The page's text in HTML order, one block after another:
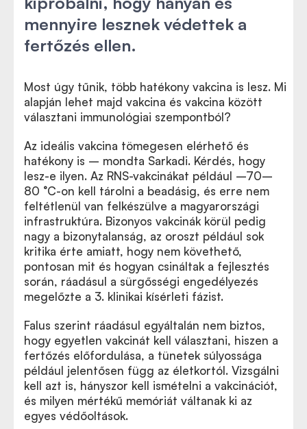
mennyire lesznek védettek a
fertőzés ellen.
Most úgy tűnik, több hatékony vakcina is lesz. Mi
alapján lehet majd vakcina és vakcina között
választani immunológiai szempontból?
Az ideális vakcina tömegesen elérhető és
hatékony is – mondta Sarkadi. Kérdés, hogy
lesz-e ilyen. Az RNS-vakcinákat például –70–
80 °C-on kell tárolni a beadásig, és erre nem
feltétlenül van felkészülve a magyarországi
infrastruktúra. Bizonyos vakcinák körül pedig
nagy a bizonytalanság, az oroszt például sok
kritika érte amiatt, hogy nem követhető,
pontosan mit és hogyan csináltak a fejlesztés
során, ráadásul a sürgősségi engedélyezés
megelőzte a 3. klinikai kísérleti fázist.
Falus szerint ráadásul egyáltalán nem biztos,
hogy egyetlen vakcinát kell választani, hiszen a
fertőzés előfordulása, a tünetek súlyossága
például jelentősen függ az életkortól. Vizsgálni
kell azt is, hányszor kell ismételni a vakcinációt,
és milyen mértékű memóriát váltanak ki az
egyes védőoltások.